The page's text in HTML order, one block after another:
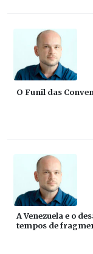
O Funil das
A Venezuela e o
tempos de